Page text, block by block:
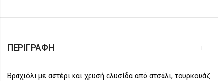
ΠΕΡΙΓΡΑΦΉ
Βραχιόλι με αστέρι και χρυσή αλυσίδα από ατσάλι, τουρκουάζ